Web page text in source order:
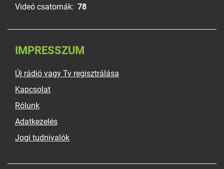
Videó csatornák: 78
IMPRESSZUM
Új rádió vagy Tv regisztrálása
Kapcsolat
Rólunk
Adatkezelés
Jogi tudnivalók